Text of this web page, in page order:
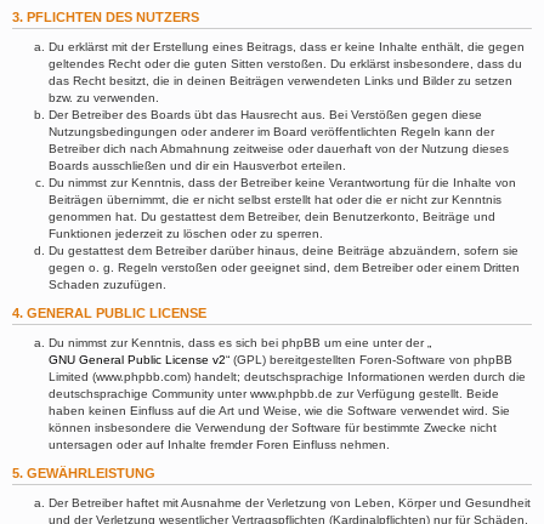
3. PFLICHTEN DES NUTZERS
Du erklärst mit der Erstellung eines Beitrags, dass er keine Inhalte enthält, die gegen
geltendes Recht oder die guten Sitten verstoßen. Du erklärst insbesondere, dass du
das Recht besitzt, die in deinen Beiträgen verwendeten Links und Bilder zu setzen
bzw. zu verwenden.
Der Betreiber des Boards übt das Hausrecht aus. Bei Verstößen gegen diese
Nutzungsbedingungen oder anderer im Board veröffentlichten Regeln kann der
Betreiber dich nach Abmahnung zeitweise oder dauerhaft von der Nutzung dieses
Boards ausschließen und dir ein Hausverbot erteilen.
Du nimmst zur Kenntnis, dass der Betreiber keine Verantwortung für die Inhalte von
Beiträgen übernimmt, die er nicht selbst erstellt hat oder die er nicht zur Kenntnis
genommen hat. Du gestattest dem Betreiber, dein Benutzerkonto, Beiträge und
Funktionen jederzeit zu löschen oder zu sperren.
Du gestattest dem Betreiber darüber hinaus, deine Beiträge abzuändern, sofern sie
gegen o. g. Regeln verstoßen oder geeignet sind, dem Betreiber oder einem Dritten
Schaden zuzufügen.
4. GENERAL PUBLIC LICENSE
Du nimmst zur Kenntnis, dass es sich bei phpBB um eine unter der „
GNU General Public License v2“ (GPL) bereitgestellten Foren-Software von phpBB
Limited (www.phpbb.com) handelt; deutschsprachige Informationen werden durch die
deutschsprachige Community unter www.phpbb.de zur Verfügung gestellt. Beide
haben keinen Einfluss auf die Art und Weise, wie die Software verwendet wird. Sie
können insbesondere die Verwendung der Software für bestimmte Zwecke nicht
untersagen oder auf Inhalte fremder Foren Einfluss nehmen.
5. GEWÄHRLEISTUNG
Der Betreiber haftet mit Ausnahme der Verletzung von Leben, Körper und Gesundheit
und der Verletzung wesentlicher Vertragspflichten (Kardinalpflichten) nur für Schäden,